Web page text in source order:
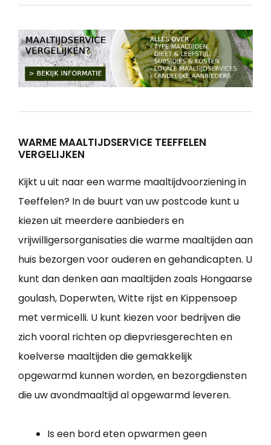
WARME MAALTIJDSERVICE TEEFFELEN
VERGELIJKEN
Kijkt u uit naar een warme maaltijdvoorziening in
Teeffelen? In de buurt van uw postcode kunt u
kiezen uit meerdere aanbieders en
vrijwilligersorganisaties die warme maaltijden aan
huis bezorgen voor ouderen en gehandicapten. U
kunt dan denken aan maaltijden zoals Hongaarse
goulash, Doperwten, Witte rijst en Kippensoep
met vermicelli. U kunt kiezen voor bedrijven die
zich vooral richten op diepvriesgerechten en
koelverse maaltijden die gemakkelijk
opgewarmd kunnen worden, en bezorgdiensten
die uw avondmaaltijd al opgewarmd leveren.
Is een bord eten opwarmen geen